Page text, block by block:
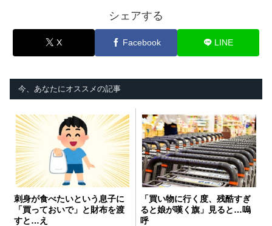
シェアする
X Facebook LINE
今、あなたにオススメの記事
刺身が食べたいという息子に
「買っておいで」と財布を渡
すと…え
「買い物に行く度、残酷すぎ
ると娘が嘆く旗」見ると…嗚
呼